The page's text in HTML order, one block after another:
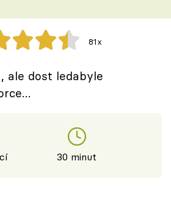
81x
ale dost ledabyle
30 minut